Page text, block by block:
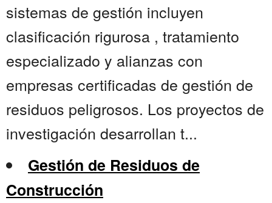
sistemas de gestión incluyen
clasificación rigurosa , tratamiento
especializado y alianzas con
empresas certificadas de gestión de
residuos peligrosos. Los proyectos de
investigación desarrollan t...
Gestión de Residuos de
Construcción